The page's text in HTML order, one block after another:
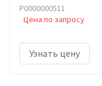
Р0000000511
Цена по запросу
Узнать цену